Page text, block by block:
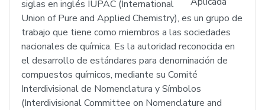
siglas en inglés IUPAC (International
Union of Pure and Applied Chemistry), es un grupo de
trabajo que tiene como miembros a las sociedades
nacionales de química. Es la autoridad reconocida en
el desarrollo de estándares para denominación de
compuestos químicos, mediante su Comité
Interdivisional de Nomenclatura y Símbolos
(Interdivisional Committee on Nomenclature and